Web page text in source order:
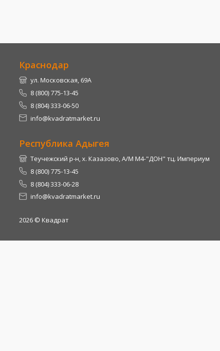
Краснодар
ул. Московская, 69А
8 (800) 775-13-45
8 (804) 333-06-50
info@kvadratmarket.ru
Республика Адыгея
Теучежский р-н, х. Казазово, А/М М4-"ДОН" тц. Империум
8 (800) 775-13-45
8 (804) 333-06-28
info@kvadratmarket.ru
2026 © Квадрат